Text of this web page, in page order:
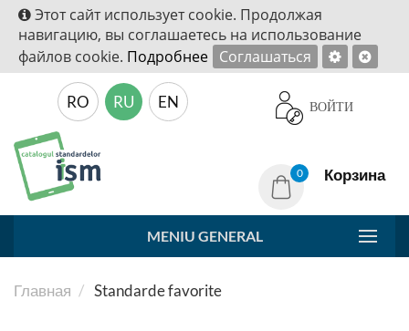
Этот сайт использует cookie. Продолжая
навигацию, вы соглашаетесь на использование
файлов cookie. Подробнее Соглашаться
ВОЙТИ
RO RU EN
0 Корзина
MENIU GENERAL
Главная Standarde favorite